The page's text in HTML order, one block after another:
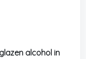
alcohol in